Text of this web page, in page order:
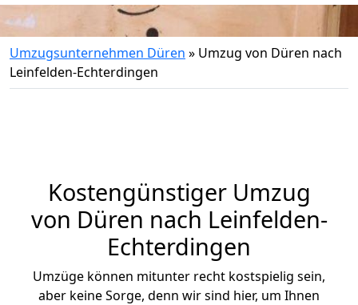
Umzugsunternehmen Düren » Umzug von Düren nach
Leinfelden-Echterdingen
Kostengünstiger Umzug
von Düren nach Leinfelden-
Echterdingen
Umzüge können mitunter recht kostspielig sein,
aber keine Sorge, denn wir sind hier, um Ihnen